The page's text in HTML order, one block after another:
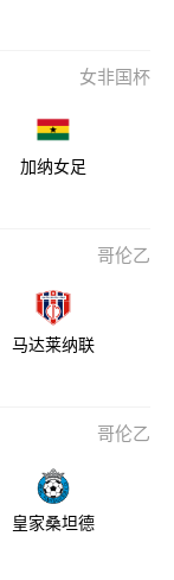
女非国杯
加纳女足
哥伦乙
马达莱纳联
哥伦乙
皇家桑坦德